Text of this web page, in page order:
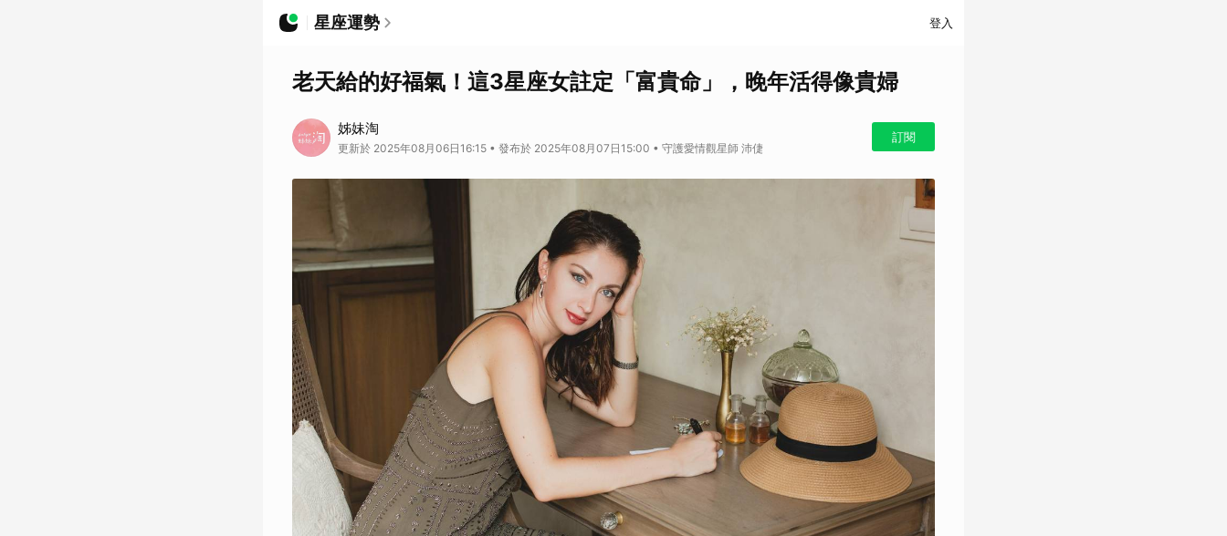
星座運勢 登入
老天給的好福氣！這3星座女註定「富貴命」，晚年活得像貴婦
姊妹淘
更新於 2025年08月06日16:15 • 發布於 2025年08月07日15:00 • 守護愛情觀星師 沛倢
訂閱